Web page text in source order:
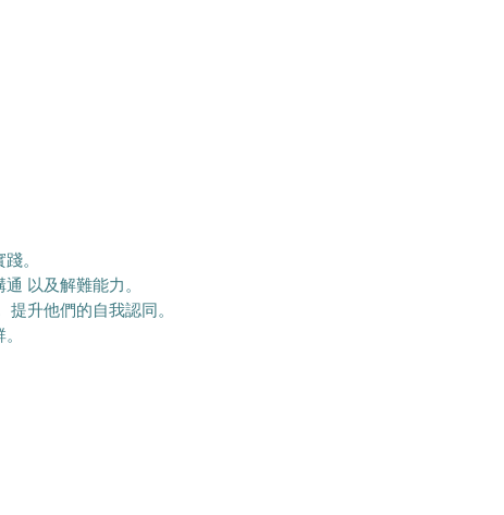
。
以及解難能力。
升他們的自我認同。